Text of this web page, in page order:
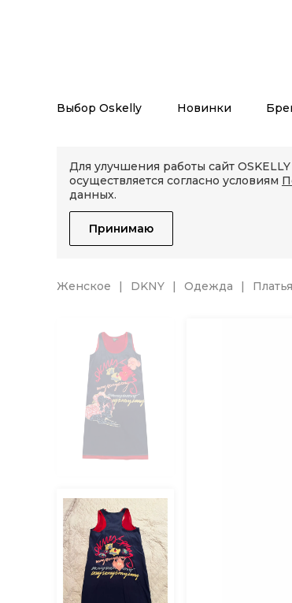
Выбор Oskelly Новинки
Для улучшения работы сайт
осуществляется согласно условиям
данных.
Принимаю
Женское DKNY Одежда Платья